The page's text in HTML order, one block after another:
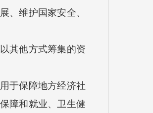
、维护国家安全、
其他方式筹集的资
于保障地方经济社
障和就业、卫生健